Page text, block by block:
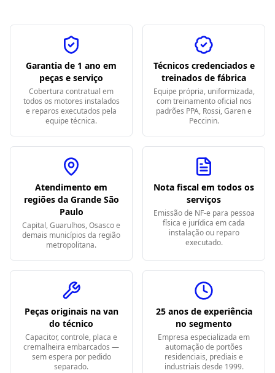
Garantia de 1 ano em
peças e serviço
Cobertura contratual em
todos os motores instalados
e reparos executados pela
equipe técnica.
Técnicos credenciados e
treinados de fábrica
Equipe própria, uniformizada,
com treinamento oficial nos
padrões PPA, Rossi, Garen e
Peccinin.
Atendimento em
regiões da Grande São
Paulo
Capital, Guarulhos, Osasco e
demais municípios da região
metropolitana.
Nota fiscal em todos os
serviços
Emissão de NF-e para pessoa
física e jurídica em cada
instalação ou reparo
executado.
Peças originais na van
do técnico
Capacitor, controle, placa e
cremalheira embarcados —
sem espera por pedido
separado.
25 anos de experiência
no segmento
Empresa especializada em
automação de portões
residenciais, prediais e
industriais desde 1999.